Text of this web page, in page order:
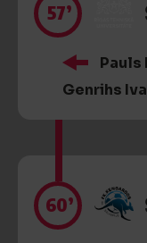
57’
Pauls
Genrihs
60’